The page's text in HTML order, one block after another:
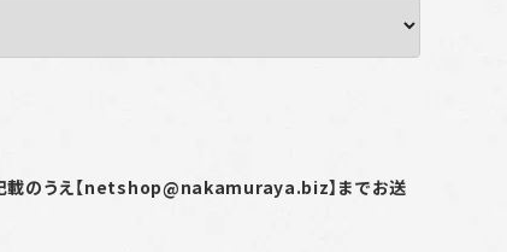
載のうえ【netshop@nakamuraya.biz】までお送